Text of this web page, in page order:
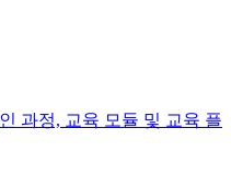
과정, 교육 모듈 및 교육 플